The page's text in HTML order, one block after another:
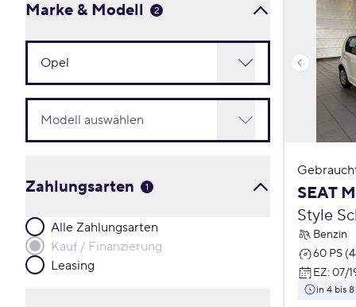
Marke & Modell 2
Zahlungsarten 1
Alle Zahlungsarten
Kauf / Finanzierung
Leasing
SEAT
Style
Benzin
60 PS
EZ: 07/
in 4 bis